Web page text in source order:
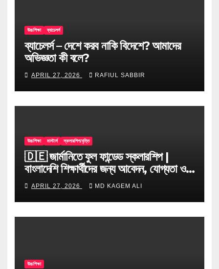
উচ্চশিক্ষা ব্যাচেলর্স
ব্যাচেলর্স – দেশে করব নাকি বিদেশে? আমাদের
অভিজ্ঞতা কী বলে?
APRIL 27, 2026 RAFIUL SABBIR
উচ্চশিক্ষা মাস্টার্স স্কলারশিপ/বৃত্তি
🇩🇪 জার্মানিতে ফুল ফান্ডেড স্কলারশিপ |
বাংলাদেশি শিক্ষার্থীদের জন্য আবেদন, যোগ্যতা ও
টিপস
APRIL 27, 2026 MD KAGEM ALI
উচ্চশিক্ষা